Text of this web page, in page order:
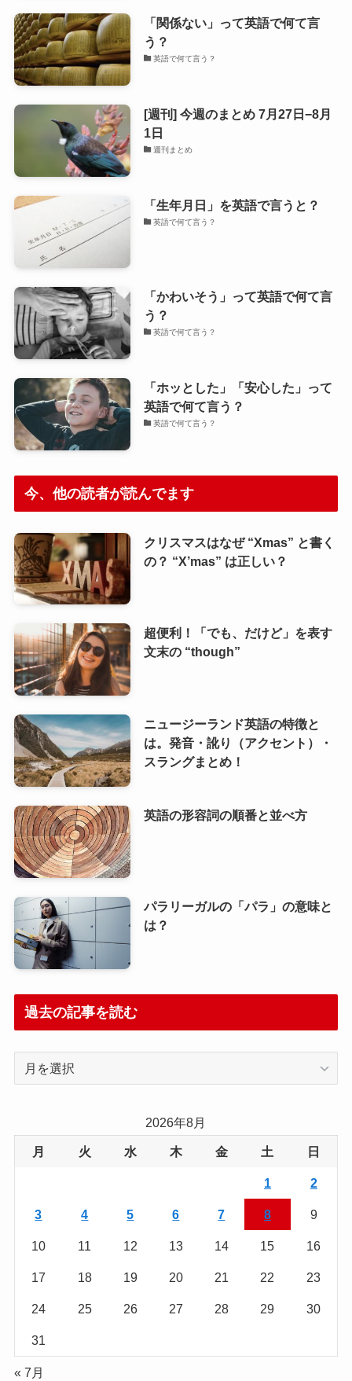
「関係ない」って英語で何て言
う？
英語で何て言う？
[週刊] 今週のまとめ 7月27日−8月
1日
週刊まとめ
「生年月日」を英語で言うと？
英語で何て言う？
「かわいそう」って英語で何て言
う？
英語で何て言う？
「ホッとした」「安心した」って
英語で何て言う？
英語で何て言う？
今、他の読者が読んでます
クリスマスはなぜ “Xmas” と書く
の？ “X’mas” は正しい？
超便利！「でも、だけど」を表す
文末の “though”
ニュージーランド英語の特徴と
は。発音・訛り（アクセント）・
スラングまとめ！
英語の形容詞の順番と並べ方
パラリーガルの「パラ」の意味と
は？
過去の記事を読む
事
2026年8月
月 火 水 木 金 土 日
1 2
3 4 5 6 7 8 9
10 11 12 13 14 15 16
17 18 19 20 21 22 23
24 25 26 27 28 29 30
31
« 7月